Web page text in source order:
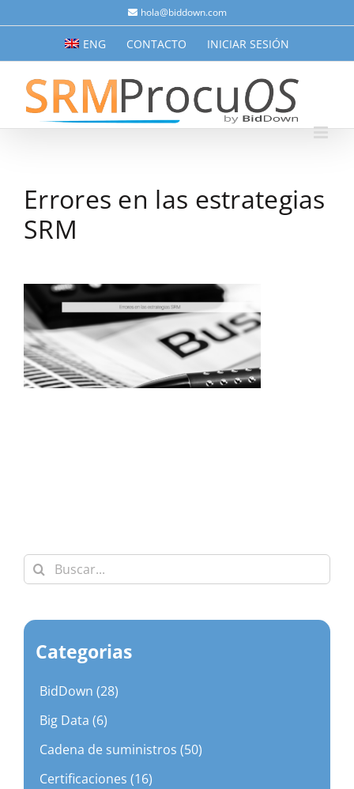
al
hola@biddown.com
ENG CONTACTO INICIAR SESIÓN
Errores en las estrategias
SRM
Buscar:
Categorias
BidDown (28)
Big Data (6)
Cadena de suministros (50)
Certificaciones (16)